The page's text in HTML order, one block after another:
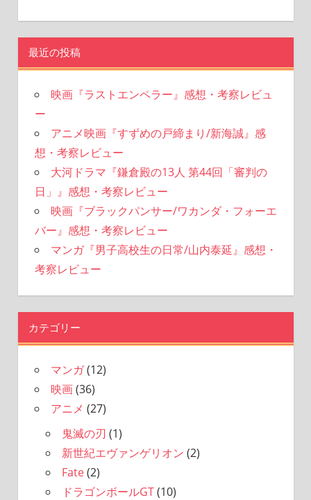
最近の投稿
映画『ラストエンペラー』感想・考察レビュ
ー
アニメ映画『すずめの戸締まり/新海誠』感
想・考察レビュー
大河ドラマ『鎌倉殿の13人 第44回「審判の
日」』感想・考察レビュー
映画『ブラックパンサー/ワカンダ・フォーエ
バー』感想・考察レビュー
マンガ『男子高校生の日常/山内泰延』感想・
考察レビュー
カテゴリー
マンガ(12)
映画(36)
アニメ (27)
鬼滅の刃 (1)
新世紀エヴァンゲリオン (2)
Fate(2)
ドラゴンボールGT(10)